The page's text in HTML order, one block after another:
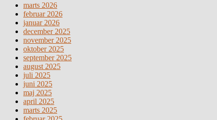
marts 2026
februar 2026
januar 2026
december 2025
november 2025
oktober 2025
september 2025
august 2025
juli 2025
juni 2025
maj 2025
april 2025
marts 2025